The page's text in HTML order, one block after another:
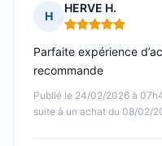
H
HERVE H.
Note : 5 sur 5
Publié le 24/02/2026 à
suite à un achat du 08/02/
Parfaite expérience
recommande